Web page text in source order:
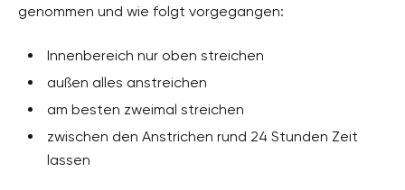
genommen und wie folgt vorgegangen:
Innenbereich nur oben streichen
außen alles anstreichen
am besten zweimal streichen
zwischen den Anstrichen rund 24 Stunden Zeit
lassen